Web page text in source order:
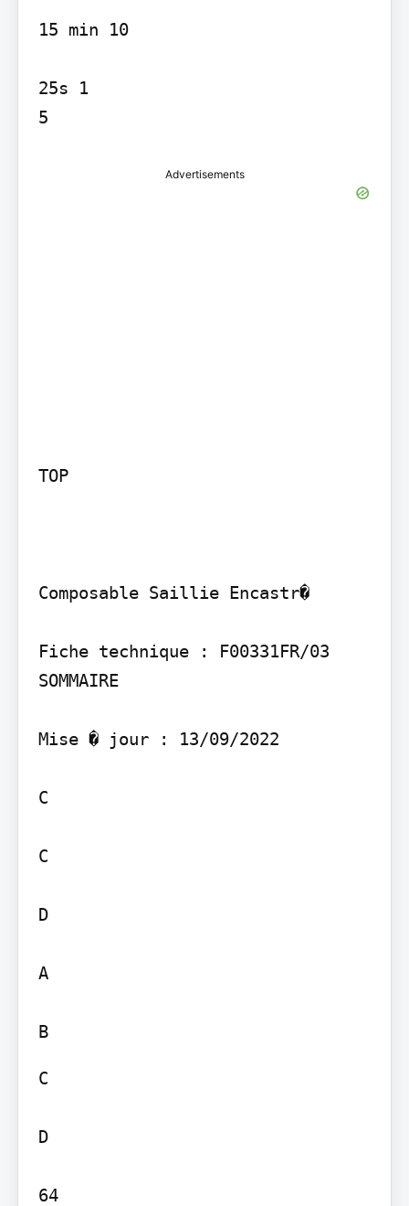
15 min 10
25s 1
5
Advertisements
TOP
Composable Saillie Encastr�
Fiche technique : F00331FR/03
SOMMAIRE
Mise � jour : 13/09/2022
C
C
D
A
B
C
D
64